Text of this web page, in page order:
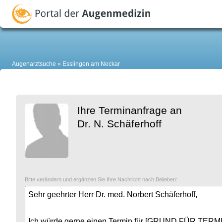
Augenarztsuche Esslingen am Neckar
Ihre Terminanfrage an
Dr. N. Schäferhoff
Bitte verändern und ergänzen Sie Ihre Nachricht nach Belieben: